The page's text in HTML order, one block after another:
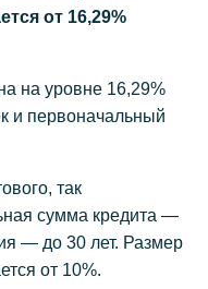
от 16,29%
на уровне 16,29%
и первоначальный
так
сумма кредита —
— до 30 лет. Размер
от 10%.